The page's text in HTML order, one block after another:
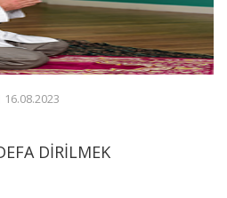
16.08.2023
DİRİLMEK